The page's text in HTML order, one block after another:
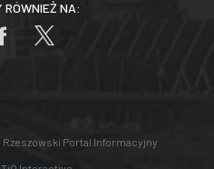
NA:
Portal Informacyjny